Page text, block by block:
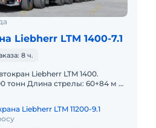
Liebherr LTM 1400-7.1
8 ч.
Liebherr LTM 1400.
60+84 м В
Liebherr LTM 11200-9.1